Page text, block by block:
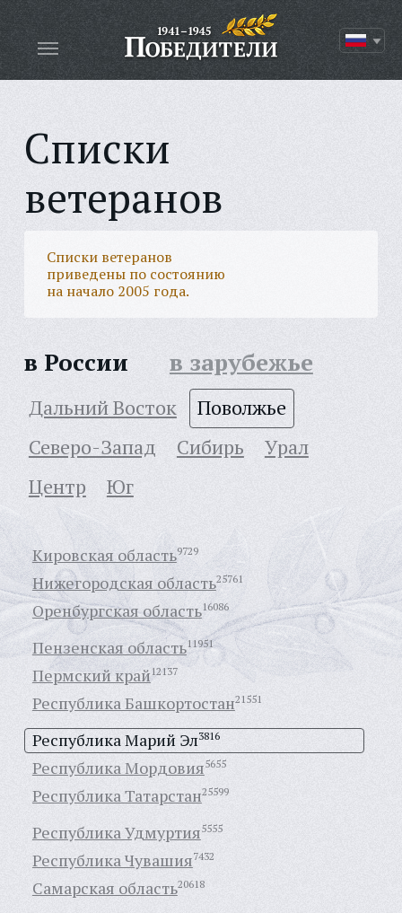
Списки
ветеранов
Списки ветеранов
приведены по состоянию
на начало 2005 года.
в России в зарубежье
Дальний Восток
Поволжье
Северо-Запад
Сибирь
Урал
Центр
Юг
Кировская область9729
Нижегородская область25761
Оренбургская область16086
Пензенская область11951
Пермский край 12137
Республика Башкортостан21551
Республика Марий Эл3816
Республика Мордовия5655
Республика Татарстан25599
Республика Удмуртия5555
Республика Чувашия7432
Самарская область20618